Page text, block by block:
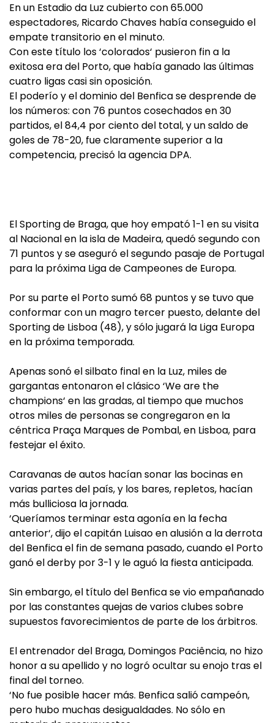
En un Estadio da Luz cubierto con 65.000
espectadores, Ricardo Chaves había conseguido el
empate transitorio en el minuto.
Con este título los ‘colorados‘ pusieron fin a la
exitosa era del Porto, que había ganado las últimas
cuatro ligas casi sin oposición.
El poderío y el dominio del Benfica se desprende de
los números: con 76 puntos cosechados en 30
partidos, el 84,4 por ciento del total, y un saldo de
goles de 78-20, fue claramente superior a la
competencia, precisó la agencia DPA.
El Sporting de Braga, que hoy empató 1-1 en su visita
al Nacional en la isla de Madeira, quedó segundo con
71 puntos y se aseguró el segundo pasaje de Portugal
para la próxima Liga de Campeones de Europa.
Por su parte el Porto sumó 68 puntos y se tuvo que
conformar con un magro tercer puesto, delante del
Sporting de Lisboa (48), y sólo jugará la Liga Europa
en la próxima temporada.
Apenas sonó el silbato final en la Luz, miles de
gargantas entonaron el clásico ‘We are the
champions‘ en las gradas, al tiempo que muchos
otros miles de personas se congregaron en la
céntrica Praça Marques de Pombal, en Lisboa, para
festejar el éxito.
Caravanas de autos hacían sonar las bocinas en
varias partes del país, y los bares, repletos, hacían
más bulliciosa la jornada.
‘Queríamos terminar esta agonía en la fecha
anterior‘, dijo el capitán Luisao en alusión a la derrota
del Benfica el fin de semana pasado, cuando el Porto
ganó el derby por 3-1 y le aguó la fiesta anticipada.
Sin embargo, el título del Benfica se vio empañanado
por las constantes quejas de varios clubes sobre
supuestos favorecimientos de parte de los árbitros.
El entrenador del Braga, Domingos Paciência, no hizo
honor a su apellido y no logró ocultar su enojo tras el
final del torneo.
‘No fue posible hacer más. Benfica salió campeón,
pero hubo muchas desigualdades. No sólo en